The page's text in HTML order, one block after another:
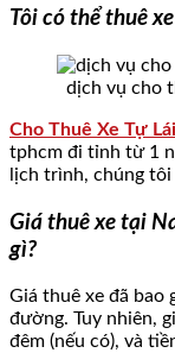
Tôi có thể thuê
dịch vụ cho
Cho Thuê Xe Tự
tphcm đi tỉnh từ 1
lịch trình, chúng tôi
Giá thuê xe tại
gì?
Giá thuê xe đã bao
đường. Tuy nhiên,
đêm (nếu có), và